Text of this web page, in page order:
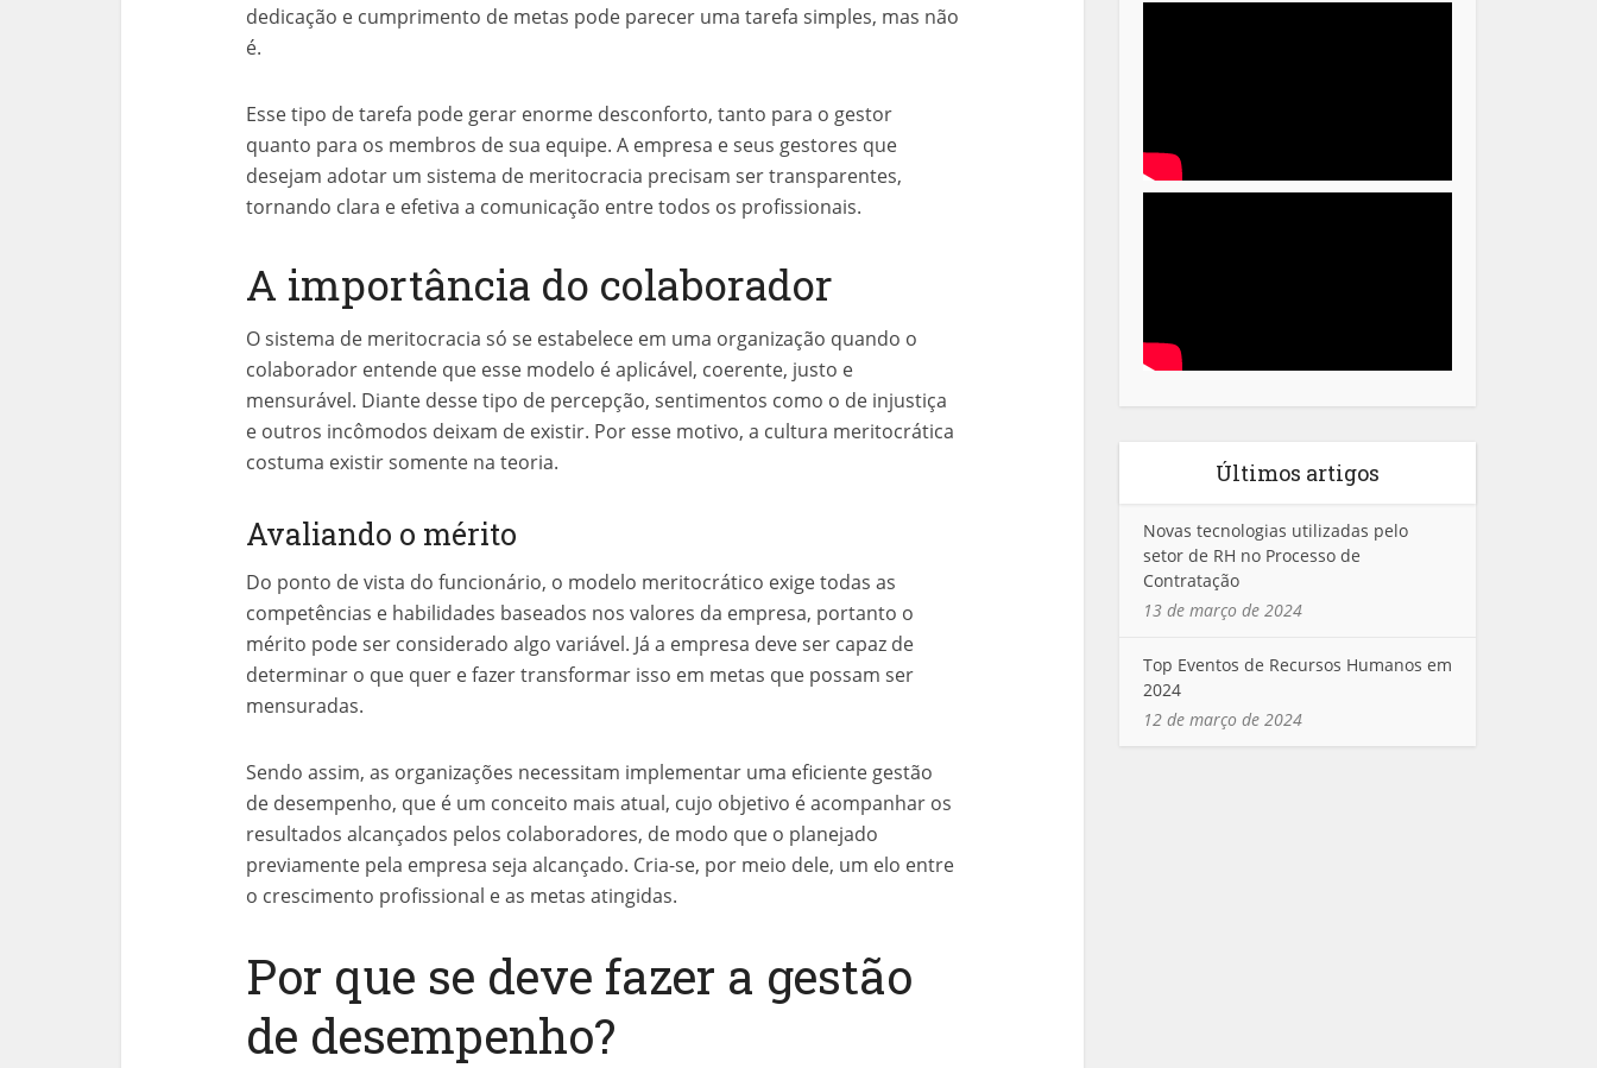
dedicação e cumprimento de metas pode parecer uma tarefa simples, mas não
é.
Esse tipo de tarefa pode gerar enorme desconforto, tanto para o gestor
quanto para os membros de sua equipe. A empresa e seus gestores que
desejam adotar um sistema de meritocracia precisam ser transparentes,
tornando clara e efetiva a comunicação entre todos os profissionais.
A importância do colaborador
O sistema de meritocracia só se estabelece em uma organização quando o
colaborador entende que esse modelo é aplicável, coerente, justo e
mensurável. Diante desse tipo de percepção, sentimentos como o de injustiça
e outros incômodos deixam de existir. Por esse motivo, a cultura meritocrática
costuma existir somente na teoria.
Avaliando o mérito
Do ponto de vista do funcionário, o modelo meritocrático exige todas as
competências e habilidades baseados nos valores da empresa, portanto o
mérito pode ser considerado algo variável. Já a empresa deve ser capaz de
determinar o que quer e fazer transformar isso em metas que possam ser
mensuradas.
Sendo assim, as organizações necessitam implementar uma eficiente gestão
de desempenho, que é um conceito mais atual, cujo objetivo é acompanhar os
resultados alcançados pelos colaboradores, de modo que o planejado
previamente pela empresa seja alcançado. Cria-se, por meio dele, um elo entre
o crescimento profissional e as metas atingidas.
Por que se deve fazer a gestão
de desempenho?
Últimos artigos
Novas tecnologias utilizadas pelo
setor de RH no Processo de
Contratação
13 de março de 2024
Top Eventos de Recursos Humanos em
2024
12 de março de 2024